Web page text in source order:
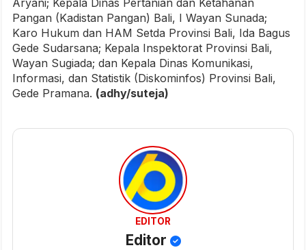
Aryani; Kepala Dinas Pertanian dan Ketahanan
Pangan (Kadistan Pangan) Bali, I Wayan Sunada;
Karo Hukum dan HAM Setda Provinsi Bali, Ida Bagus
Gede Sudarsana; Kepala Inspektorat Provinsi Bali,
Wayan Sugiada; dan Kepala Dinas Komunikasi,
Informasi, dan Statistik (Diskominfos) Provinsi Bali,
Gede Pramana. (adhy/suteja)
EDITOR
Editor